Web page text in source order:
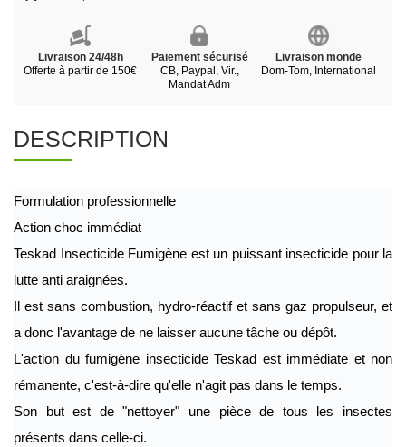
Livraison 24/48h
Offerte à partir de 150€
Paiement sécurisé
CB, Paypal, Vir.,
Mandat Adm
Livraison monde
Dom-Tom, International
DESCRIPTION
Formulation professionnelle
Action choc immédiat
Teskad Insecticide Fumigène est un puissant insecticide pour la
lutte anti araignées.
Il est sans combustion, hydro-réactif et sans gaz propulseur, et
a donc l'avantage de ne laisser aucune tâche ou dépôt.
L'action du fumigène insecticide Teskad est immédiate et non
rémanente, c'est-à-dire qu'elle n'agit pas dans le temps.
Son but est de "nettoyer" une pièce de tous les insectes
présents dans celle-ci.